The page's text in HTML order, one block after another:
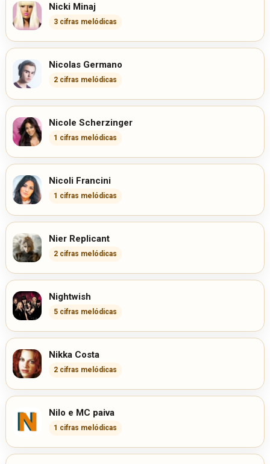
Nicki Minaj
3 cifras melódicas
Nicolas Germano
2 cifras melódicas
Nicole Scherzinger
1 cifras melódicas
Nicoli Francini
1 cifras melódicas
Nier Replicant
2 cifras melódicas
Nightwish
5 cifras melódicas
Nikka Costa
2 cifras melódicas
Nilo e MC paiva
1 cifras melódicas